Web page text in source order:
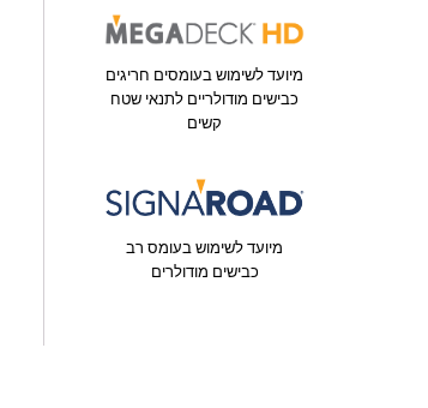
מיועד לשימוש בעומסים חריגים
כבישים מודולריים לתנאי שטח
קשים
מיועד לשימוש בעומס רב
כבישים מודולרים